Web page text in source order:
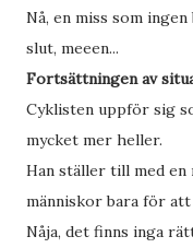
Nå, en miss som
slut, meeen...
Fortsättningen av
Cyklisten uppför sig
mycket mer heller.
Han ställer till med en
människor bara för att
Nåja, det finns inga